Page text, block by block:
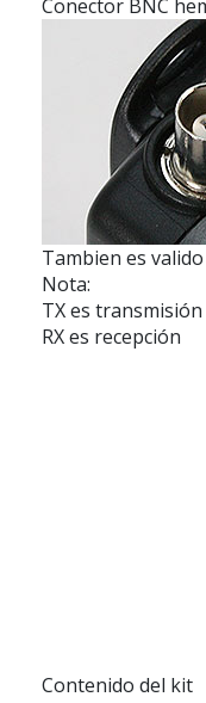
Conector BNC
Tambien es
Nota:
TX es transmisión
RX es recepción
Contenido del kit